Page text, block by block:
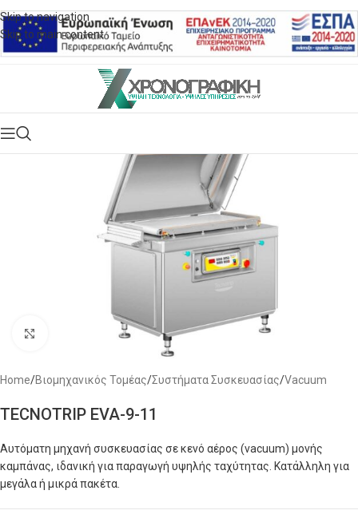
Skip to navigation
Skip to main content
Click to enlarge
Home/Βιομηχανικός Τομέας/Συστήματα Συσκευασίας/Vacuum
TECNOTRIP EVA-9-11
Αυτόματη μηχανή συσκευασίας σε κενό αέρος (vacuum) μονής
καμπάνας, ιδανική για παραγωγή υψηλής ταχύτητας. Κατάλληλη για
μεγάλα ή μικρά πακέτα.